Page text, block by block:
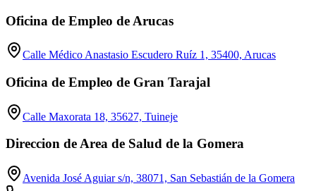
Oficina de Empleo de Arucas
Calle Médico Anastasio Escudero Ruíz 1, 35400, Arucas
Oficina de Empleo de Gran Tarajal
Calle Maxorata 18, 35627, Tuineje
Direccion de Area de Salud de la Gomera
Avenida José Aguiar s/n, 38071, San Sebastián de la Gomera